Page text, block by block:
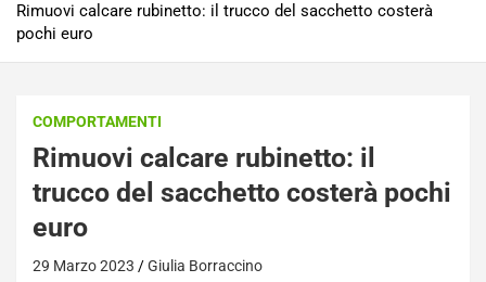
Rimuovi calcare rubinetto: il trucco del sacchetto costerà
pochi euro
COMPORTAMENTI
Rimuovi calcare rubinetto: il
trucco del sacchetto costerà pochi
euro
29 Marzo 2023 Giulia Borraccino